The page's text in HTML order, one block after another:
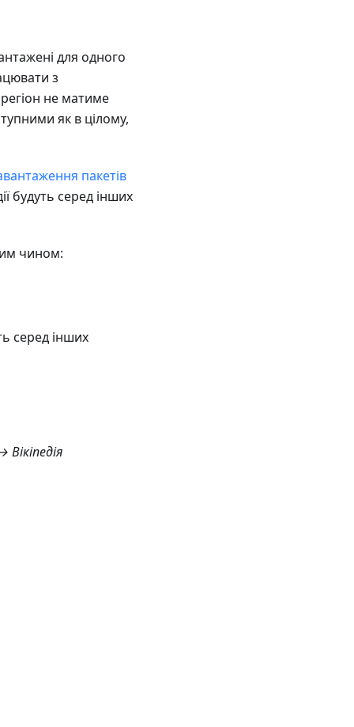
для одного
з
регіон не матиме
як в цілому,
пакетів
будуть серед інших
чином:
серед інших